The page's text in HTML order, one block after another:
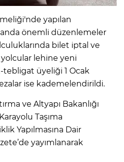
yapılan
önemli düzenlemeler
bilet iptal ve
lehine yeni
üyeliği 1 Ocak
ise kademelendirildi.
ve Altyapı Bakanlığı
Taşıma
Yapılmasına Dair
yayımlanarak